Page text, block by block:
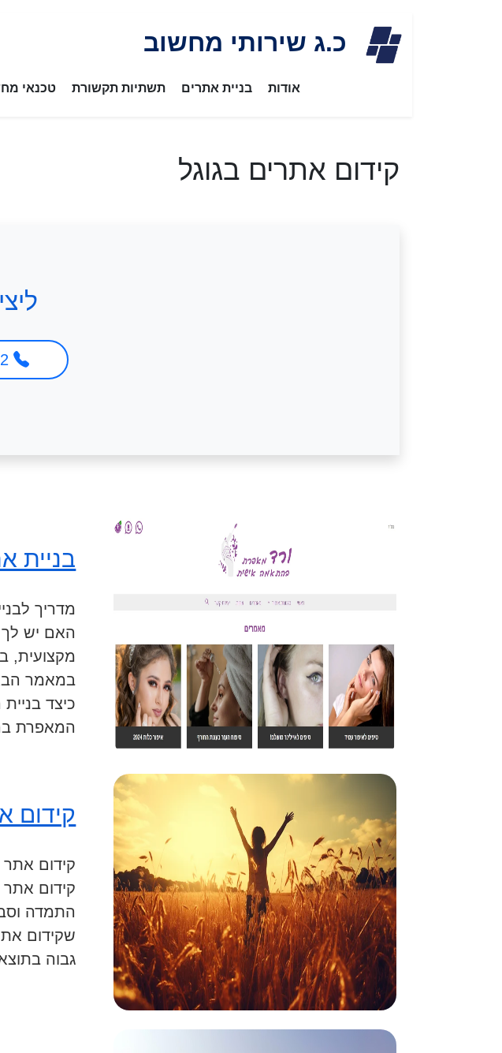
content
כ.ג שירותי מחשוב
אודות בניית אתרים תשתיות תקשורת טכנאי
קידום אתרים בגוגל
בניית
מדריך
האם יש
מקצועית,
במאמר
כיצד
המאפרת
קידום
קידום אתר
התמדה
שקידום
גבוה